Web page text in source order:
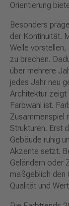
Orientierung
Besonders
der Kontinuität.
Welle
zu brechen.
über mehrere
jedes Jahr neu
Architektur zeigt
Farbwahl ist.
Zusammenspiel
Strukturen. Erst
Gebäude ruhig
Akzente setzt.
Geländern oder
maßgeblich den
Qualität und